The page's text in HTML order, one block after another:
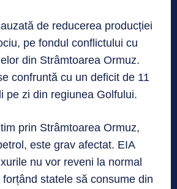
de reducerea producției
pe fondul conflictului cu
din Strâmtoarea Ormuz.
confruntă cu un deficit de 11
pe zi din regiunea Golfului.
prin Strâmtoarea Ormuz,
este grav afectat. EIA
nu vor reveni la normal
statele să consume din